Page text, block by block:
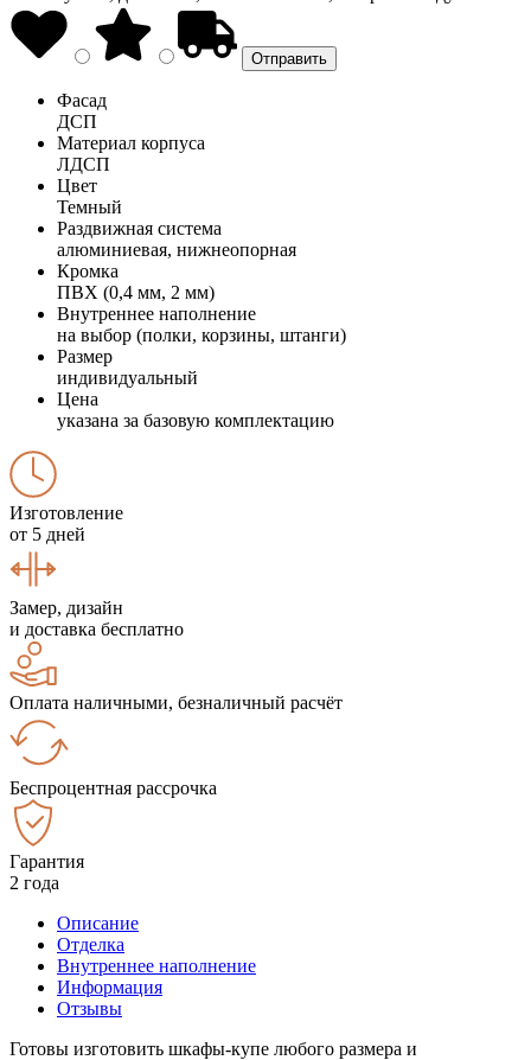
Фасад
ДСП
Материал корпуса
ЛДСП
Цвет
Темный
Раздвижная система
алюминиевая, нижнеопорная
Кромка
ПВХ (0,4 мм, 2 мм)
Внутреннее наполнение
на выбор (полки, корзины, штанги)
Размер
индивидуальный
Цена
указана за базовую комплектацию
Изготовление
от 5 дней
Замер, дизайн
и доставка бесплатно
Оплата наличными, безналичный расчёт
Беспроцентная рассрочка
Гарантия
2 года
Описание
Отделка
Внутреннее наполнение
Информация
Отзывы
Готовы изготовить шкафы-купе любого размера и